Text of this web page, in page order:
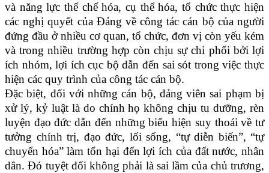
và năng lực thể chế hóa, cụ thể hóa, tổ chức thực hiện
các nghị quyết của Đảng về công tác cán bộ của người
đứng đầu ở nhiều cơ quan, tổ chức, đơn vị còn yếu kém
và trong nhiều trường hợp còn chịu sự chi phối bởi lợi
ích nhóm, lợi ích cục bộ dẫn đến sai sót trong việc thực
hiện các quy trình của công tác cán bộ.
Đặc biệt, đối với những cán bộ, đảng viên sai phạm bị
xử lý, kỷ luật là do chính họ không chịu tu dưỡng, rèn
luyện đạo đức dẫn đến những biểu hiện suy thoái về tư
tưởng chính trị, đạo đức, lối sống, “tự diễn biến”, “tự
chuyển hóa” làm tổn hại đến lợi ích của đất nước, nhân
dân. Đó tuyệt đối không phải là sai lầm của chủ trương,